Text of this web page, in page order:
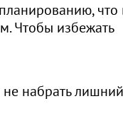
что
Чтобы избежать
не набрать лишний